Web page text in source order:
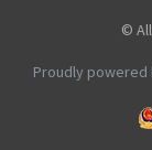
©
Proudly powered